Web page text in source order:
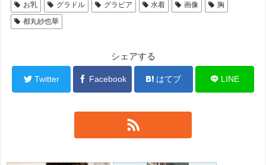
お乳 グラドル グラビア 水着 画像
胸
都丸紗也華
シェアする
Twitter Facebook はてブ LINE